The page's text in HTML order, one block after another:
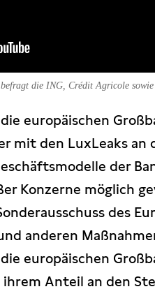
die ING, Crédit Agricole sowie
europäischen
mit den LuxLeaks
der
Konzerne möglich
des
anderen
europäischen
ihrem Anteil an den